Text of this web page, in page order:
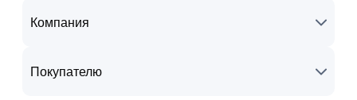
Компания
Покупателю